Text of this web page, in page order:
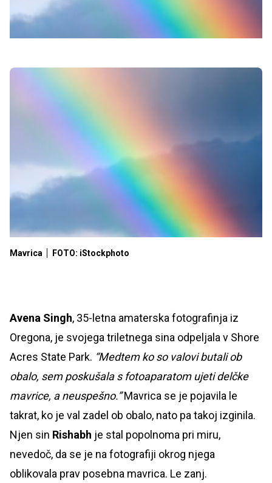
Mavrica FOTO: iStockphoto
Avena Singh, 35-letna amaterska fotografinja iz
Oregona, je svojega triletnega sina odpeljala v Shore
Acres State Park. “Medtem ko so valovi butali ob
obalo, sem poskušala s fotoaparatom ujeti delčke
mavrice, a neuspešno.”Mavrica se je pojavila le
takrat, ko je val zadel ob obalo, nato pa takoj izginila.
Njen sin Rishabh je stal popolnoma pri miru,
nevedoč, da se je na fotografiji okrog njega
oblikovala prav posebna mavrica. Le zanj.